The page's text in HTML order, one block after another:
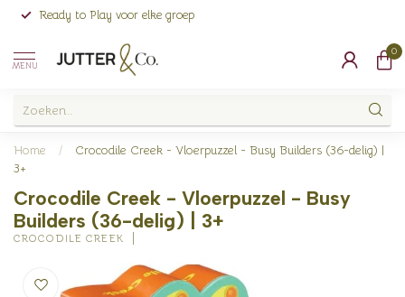
Ready to Play voor elke groep
MENU
0
Home /
Crocodile Creek - Vloerpuzzel - Busy Builders (36-delig) |
3+
Crocodile Creek - Vloerpuzzel - Busy
Builders (36-delig) | 3+
CROCODILE CREEK